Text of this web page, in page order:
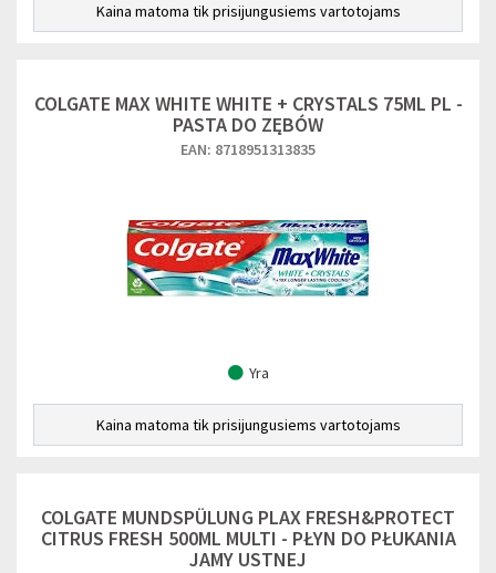
Kaina matoma tik prisijungusiems vartotojams
COLGATE MAX WHITE WHITE + CRYSTALS 75ML PL -
PASTA DO ZĘBÓW
EAN: 8718951313835
Yra
Kaina matoma tik prisijungusiems vartotojams
COLGATE MUNDSPÜLUNG PLAX FRESH&PROTECT
CITRUS FRESH 500ML MULTI - PŁYN DO PŁUKANIA
JAMY USTNEJ